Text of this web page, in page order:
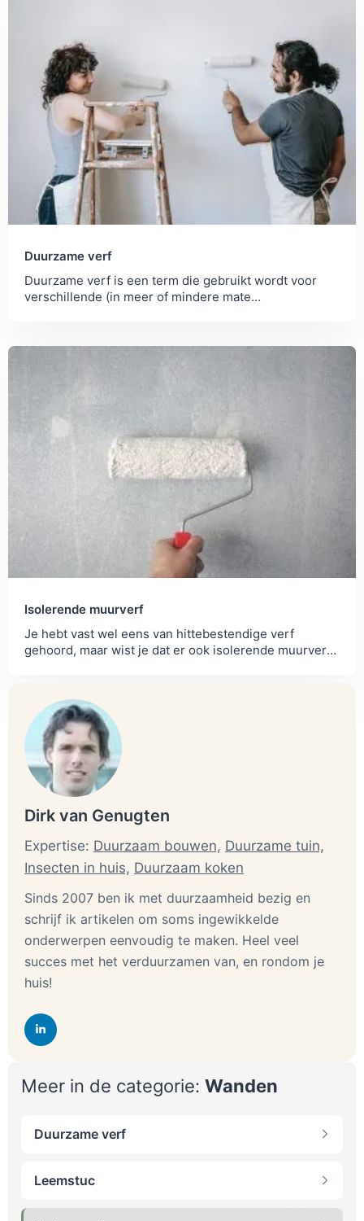
Duurzame verf
Duurzame verf is een term die gebruikt wordt voor
verschillende (in meer of mindere mate
Isolerende muurverf
Je hebt vast wel eens van hittebestendige verf
gehoord, maar wist je dat er ook isolerende muurverf
Dirk van Genugten
Expertise: Duurzaam bouwen, Duurzame tuin,
Insecten in huis, Duurzaam koken
Sinds 2007 ben ik met duurzaamheid bezig en
schrijf ik artikelen om soms ingewikkelde
onderwerpen eenvoudig te maken. Heel veel
succes met het verduurzamen van, en rondom je
huis!
Meer in de categorie: Wanden
Duurzame verf
Leemstuc